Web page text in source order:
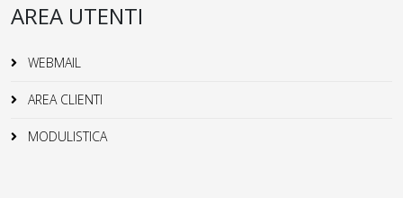
AREA UTENTI
WEBMAIL
AREA CLIENTI
MODULISTICA